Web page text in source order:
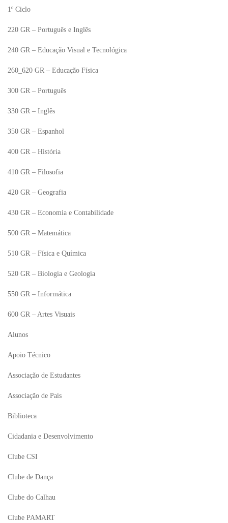
1º Ciclo
220 GR – Português e Inglês
240 GR – Educação Visual e Tecnológica
260_620 GR – Educação Física
300 GR – Português
330 GR – Inglês
350 GR – Espanhol
400 GR – História
410 GR – Filosofia
420 GR – Geografia
430 GR – Economia e Contabilidade
500 GR – Matemática
510 GR – Física e Química
520 GR – Biologia e Geologia
550 GR – Informática
600 GR – Artes Visuais
Alunos
Apoio Técnico
Associação de Estudantes
Associação de Pais
Biblioteca
Cidadania e Desenvolvimento
Clube CSI
Clube de Dança
Clube do Calhau
Clube PAMART